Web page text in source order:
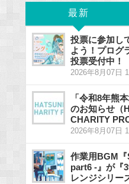
最新
投票に参加し
よう！プログ
投票受付中！
2026年8月07日
「令和8年熊
のお知らせ（
CHARITY
2026年8月07日
作業用BGM
part6 -』が『
レンジシリー